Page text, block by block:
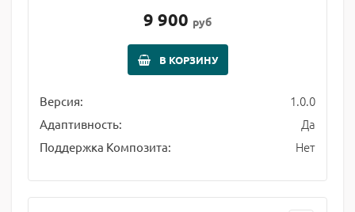
9 900 руб
В КОРЗИНУ
Версия: 1.0.0
Адаптивность: Да
Поддержка Композита: Нет